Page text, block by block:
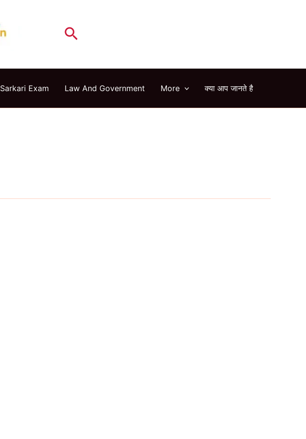
Search
Sarkari Exam Law And Government More क्या आप जानते है